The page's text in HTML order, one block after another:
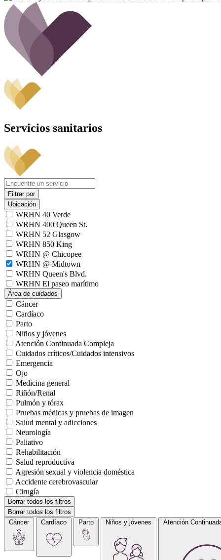
Servicios sanitarios
Filtrar por
Ubicación
WRHN 40 Verde
WRHN 400 Queen St.
WRHN 52 Glasgow
WRHN 850 King
WRHN @ Chicopee
WRHN @ Midtown
WRHN Queen's Blvd.
WRHN El paseo marítimo
Área de cuidados
Cáncer
Cardíaco
Parto
Niños y jóvenes
Atención Continuada Compleja
Cuidados críticos/Cuidados intensivos
Emergencia
Ojo
Medicina general
Riñón/Renal
Pulmón y tórax
Pruebas médicas y pruebas de imagen
Salud mental y adicciones
Neurología
Paliativo
Rehabilitación
Salud reproductiva
Agresión sexual y violencia doméstica
Accidente cerebrovascular
Cirugía
Borrar todos los filtros
Borrar todos los filtros
Cáncer
Cardíaco Parto Niños y jóvenes Atención